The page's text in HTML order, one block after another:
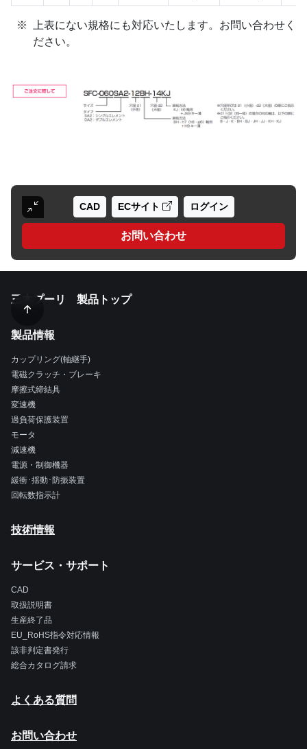
上表にない規格にも対応いたします。お問い合わせく
ださい。
CAD ECサイト ログイン
お問い合わせ
三木プーリ 製品トップ
製品情報
カップリング(軸継手)
電磁クラッチ・ブレーキ
摩擦式締結具
変速機
過負荷保護装置
モータ
減速機
電源・制御機器
緩衝･揺動･防振装置
回転数指示計
技術情報
サービス・サポート
CAD
取扱説明書
生産終了品
EU_RoHS指令対応情報
該非判定書発行
総合カタログ請求
よくある質問
お問い合わせ